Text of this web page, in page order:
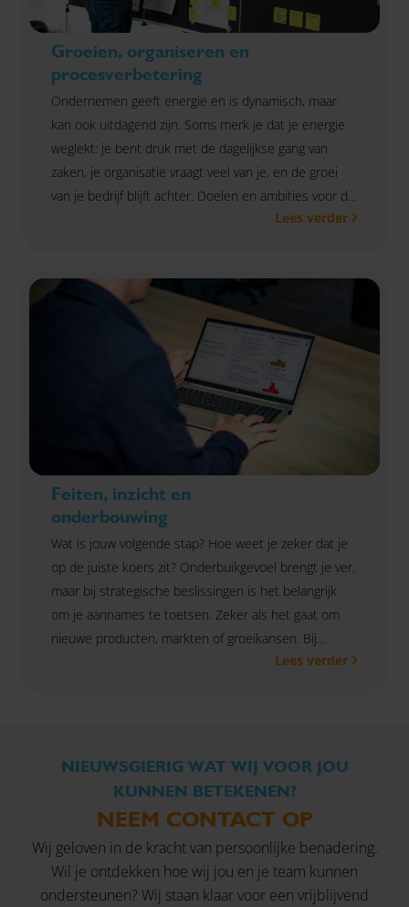
Groeien, organiseren en
procesverbetering
Ondernemen geeft energie en is dynamisch, maar
kan ook uitdagend zijn. Soms merk je dat je energie
weglekt: je bent druk met de dagelijkse gang van
zaken, je organisatie vraagt veel van je, en de groei
van je bedrijf blijft achter. Doelen en ambities voor de
toekomst zijn niet meer scherp. Herkenbaar? Wij
weer kunt doen waar je energie van krijgt:
ondernemen! Hoe we dat doen? Samen met jou. We
brengen helder in kaart waar je nu staat en kijken
met een scherpe blik naar de toekomst. Samen
bepalen we de juiste stappen: van diensten en
klanten tot cijfers en processen. We bekijken hoe je
jouw team, structuur en werkwijze slim kunt inrichten
om je doelen te bereiken. We doen dit volledig op
jouw tempo: zonder druk, mét resultaat.
Zo zorgen we ervoor dat jouw strategie geen
papieren plan blijft, maar écht tot leven komt.
Lees verder
Feiten, inzicht en
onderbouwing
Wat is jouw volgende stap? Hoe weet je zeker dat je
op de juiste koers zit? Onderbuikgevoel brengt je ver,
maar bij strategische beslissingen is het belangrijk
om je aannames te toetsen. Zeker als het gaat om
nieuwe producten, markten of groeikansen. Bij
Omnyacc helpen we je om dat gevoel te
kunt benutten. Zo zet je met vertrouwen de volgende
Lees verder
NIEUWSGIERIG WAT WIJ VOOR JOU
KUNNEN BETEKENEN?
NEEM CONTACT OP
Wij geloven in de kracht van persoonlijke benadering.
Wil je ontdekken hoe wij jou en je team kunnen
ondersteunen? Wij staan klaar voor een vrijblijvend